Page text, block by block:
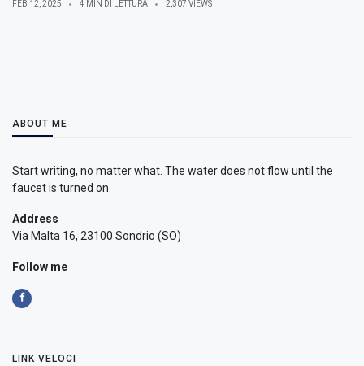
FEB 12, 2025 4 MIN DI LETTURA 2,307 VIEWS
ABOUT ME
Start writing, no matter what. The water does not flow until the
faucet is turned on.
Address
Via Malta 16, 23100 Sondrio (SO)
Follow me
LINK VELOCI